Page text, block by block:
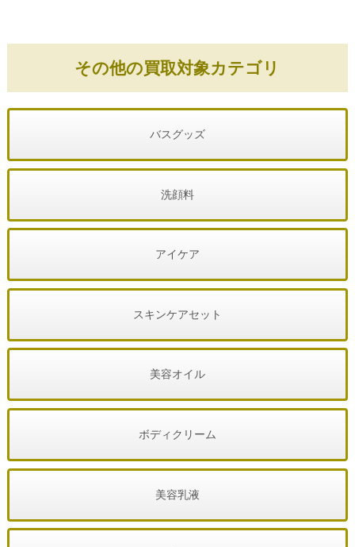
その他の買取対象カテゴリ
バスグッズ
洗顔料
アイケア
スキンケアセット
美容オイル
ボディクリーム
美容乳液